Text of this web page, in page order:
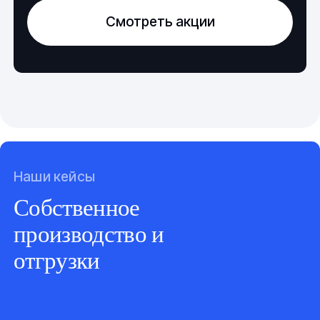
Смотреть акции
Наши кейсы
Собственное
производство и
отгрузки